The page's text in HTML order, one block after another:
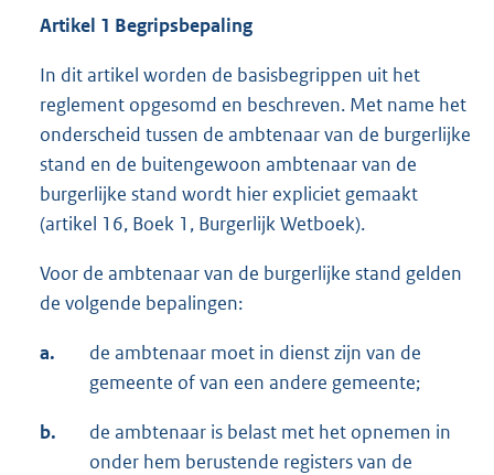
Artikel 1 Begripsbepaling
In dit artikel worden de basisbegrippen uit het
reglement opgesomd en beschreven. Met name het
onderscheid tussen de ambtenaar van de burgerlijke
stand en de buitengewoon ambtenaar van de
burgerlijke stand wordt hier expliciet gemaakt
(artikel 16, Boek 1, Burgerlijk Wetboek).
Voor de ambtenaar van de burgerlijke stand gelden
de volgende bepalingen:
a.
de ambtenaar moet in dienst zijn van de
gemeente of van een andere gemeente;
b.
de ambtenaar is belast met het opnemen in
onder hem berustende registers van de